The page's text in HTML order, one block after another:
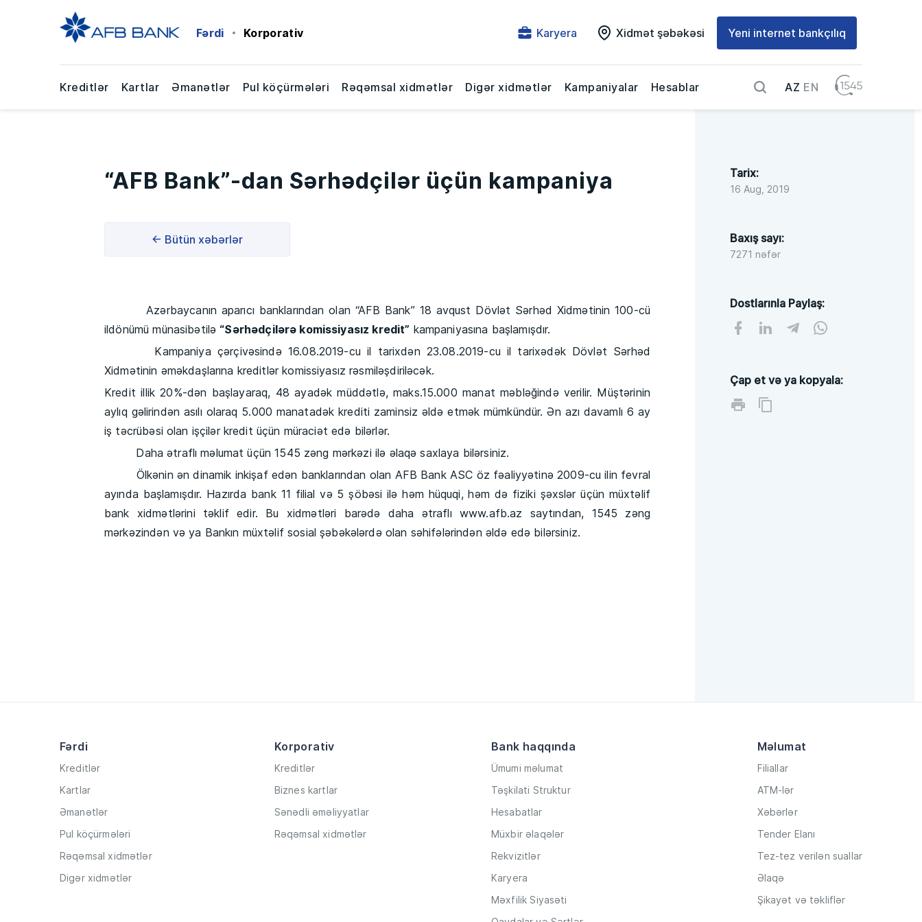
Fərdi Korporativ Karyera Xidmət şəbəkəsi Yeni internet bankçılıq
Kreditlər Kartlar Əmanətlər Pul köçürmələri Rəqəmsal xidmətlər Digər xidmətlər Kampaniyalar Hesablar AZ EN
“AFB Bank”-dan Sərhədçilər üçün kampaniya
← Bütün xəbərlər
Azərbaycanın aparıcı banklarından olan “AFB Bank” 18 avqust Dövlət Sərhəd Xidmətinin 100-cü
ildönümü münasibətilə “Sərhədçilərə komissiyasız kredit” kampaniyasına başlamışdır.
Kampaniya çərçivəsində 16.08.2019-cu il tarixdən 23.08.2019-cu il tarixədək Dövlət Sərhəd
Xidmətinin əməkdaşlarına kreditlər komissiyasız rəsmiləşdiriləcək.
Kredit illik 20%-dən başlayaraq, 48 ayadək müddətlə, maks.15.000 manat məbləğində verilir. Müştərinin
aylıq gəlirindən asılı olaraq 5.000 manatadək krediti zaminsiz əldə etmək mümkündür. Ən azı davamlı 6 ay
iş təcrübəsi olan işçilər kredit üçün müraciət edə bilərlər.
Daha ətraflı məlumat üçün 1545 zəng mərkəzi ilə əlaqə saxlaya bilərsiniz.
Ölkənin ən dinamik inkişaf edən banklarından olan AFB Bank ASC öz fəaliyyətinə 2009-cu ilin fevral
ayında başlamışdır. Hazırda bank 11 filial və 5 şöbəsi ilə həm hüquqi, həm də fiziki şəxslər üçün müxtəlif
bank xidmətlərini təklif edir. Bu xidmətləri barədə daha ətraflı www.afb.az saytından, 1545 zəng
mərkəzindən və ya Bankın müxtəlif sosial şəbəkələrdə olan səhifələrindən əldə edə bilərsiniz.
Tarix:
16 Aug, 2019
Baxış sayı:
7271 nəfər
Dostlarınla Paylaş:
Çap et və ya kopyala:
Fərdi
Kreditlər
Kartlar
Əmanətlər
Pul köçürmələri
Rəqəmsal xidmətlər
Digər xidmətlər
Korporativ
Kreditlər
Biznes kartlar
Sənədli əməliyyatlar
Rəqəmsal xidmətlər
Bank haqqında
Ümumi məlumat
Təşkilati Struktur
Hesabatlar
Müxbir əlaqələr
Rekvizitlər
Karyera
Məxfilik Siyasəti
Məlumat
Filiallar
ATM-lər
Xəbərlər
Tender Elanı
Tez-tez verilən suallar
Əlaqə
Şikayət və təkliflər